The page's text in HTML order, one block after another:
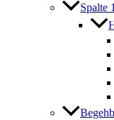
Spalte 1